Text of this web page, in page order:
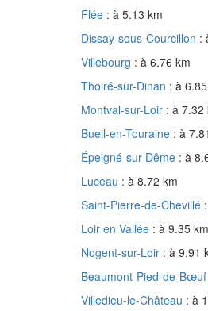
Flée : à 5.13 km
Dissay-sous-Courcillon :
Villebourg : à 6.76 km
Thoiré-sur-Dinan : à
Montval-sur-Loir : à 7.32
Bueil-en-Touraine : à
Épeigné-sur-Dême : à
Luceau : à 8.72 km
Saint-Pierre-de-Chevillé
Loir en Vallée : à 9.35 km
Nogent-sur-Loir : à 9.91
Beaumont-Pied-de-Bœuf
Villedieu-le-Château : à